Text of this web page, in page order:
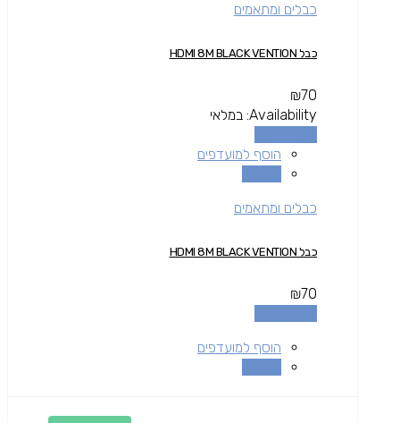
כבלים ומתאמים
כבל HDMI 8M BLACK VENTION
₪70
Availability: במלאי
הוסף למועדפים
כבלים ומתאמים
כבל HDMI 8M BLACK VENTION
₪70
הוסף למועדפים